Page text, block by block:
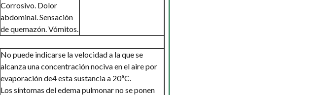
Corrosivo. Dolor
abdominal. Sensación
de quemazón. Vómitos.
No puede indicarse la velocidad a la que se
alcanza una concentración nociva en el aire por
evaporación de4 esta sustancia a 20ªC.
Los síntomas del edema pulmonar no se ponen